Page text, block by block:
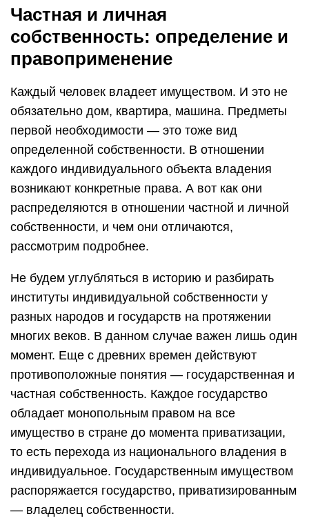
Частная и личная
собственность: определение и
правоприменение
Каждый человек владеет имуществом. И это не
обязательно дом, квартира, машина. Предметы
первой необходимости — это тоже вид
определенной собственности. В отношении
каждого индивидуального объекта владения
возникают конкретные права. А вот как они
распределяются в отношении частной и личной
собственности, и чем они отличаются,
рассмотрим подробнее.
Не будем углубляться в историю и разбирать
институты индивидуальной собственности у
разных народов и государств на протяжении
многих веков. В данном случае важен лишь один
момент. Еще с древних времен действуют
противоположные понятия — государственная и
частная собственность. Каждое государство
обладает монопольным правом на все
имущество в стране до момента приватизации,
то есть перехода из национального владения в
индивидуальное. Государственным имуществом
распоряжается государство, приватизированным
— владелец собственности.